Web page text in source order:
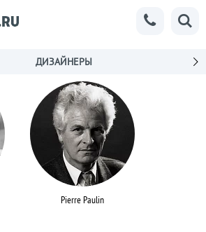
ДИЗАЙНЕРЫ
Pierre Paulin